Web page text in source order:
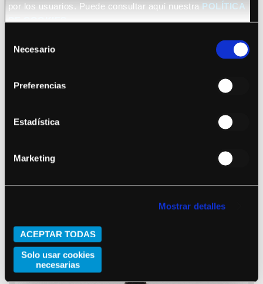
por los usuarios. Puede consultar aquí nuestra POLÍTICA
DE COOKIES
Necesario
Preferencias
Estadística
Marketing
Mostrar detalles
ACEPTAR TODAS
Solo usar cookies
necesarias
Bryan Adams
Ver fechas
Salmo